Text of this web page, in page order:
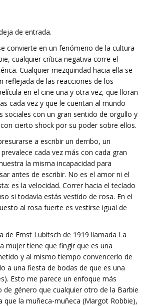
de entrada.
convierte en un fenómeno de la cultura
cualquier crítica negativa corre el
Cualquier mezquindad hacia ella se
reflejada de las reacciones de los
en el cine una y otra vez, que lloran
cada vez y que le cuentan al mundo
sociales con un gran sentido de orgullo y
cierto shock por su poder sobre ellos.
a escribir un derribo, un
cada vez más con cada gran
la misma incapacidad para
antes de escribir. No es el amor ni el
es la velocidad. Correr hacia el teclado
si todavía estás vestido de rosa. En el
al rosa fuerte es vestirse igual de
de Ernst Lubitsch de 1919 llamada La
mujer tiene que fingir que es una
y al mismo tiempo convencerlo de
a una fiesta de bodas de que es una
Esto me parece un enfoque más
de género que cualquier otro de la Barbie
que la muñeca-muñeca (Margot Robbie),